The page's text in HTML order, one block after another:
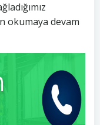
okumaya devam